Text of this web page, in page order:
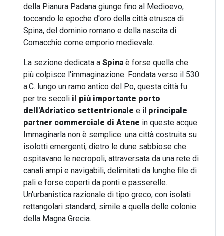
della Pianura Padana giunge fino al Medioevo,
toccando le epoche d'oro della città etrusca di
Spina, del dominio romano e della nascita di
Comacchio come emporio medievale.
La sezione dedicata a Spina è forse quella che
più colpisce l'immaginazione. Fondata verso il 530
a.C. lungo un ramo antico del Po, questa città fu
per tre secoli il più importante porto
dell'Adriatico settentrionale e il principale
partner commerciale di Atene in queste acque.
Immaginarla non è semplice: una città costruita su
isolotti emergenti, dietro le dune sabbiose che
ospitavano le necropoli, attraversata da una rete di
canali ampi e navigabili, delimitati da lunghe file di
pali e forse coperti da ponti e passerelle.
Un'urbanistica razionale di tipo greco, con isolati
rettangolari standard, simile a quella delle colonie
della Magna Grecia.